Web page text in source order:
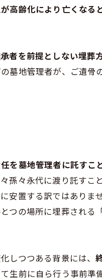
高齢化により亡くなる
者を前提としない埋葬
墓地管理者が、ご遺骨
を墓地管理者に託すこ
孫々永代に渡り託すこ
安置する訳ではありませ
つの場所に埋葬される
しつつある背景には、
生前に自ら行う事前準